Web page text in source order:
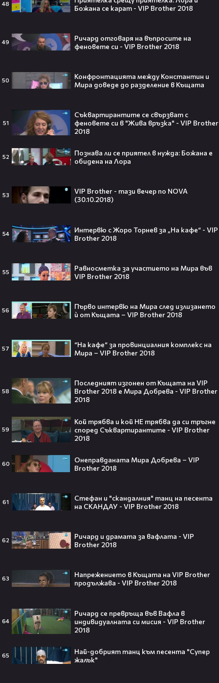
48
Божана се карат - VIP Brother 2018
49
Ричард отговаря на въпросите на
феновете си - VIP Brother 2018
50
Конфронтацията между Константин и
Мира доведе до разделение в Къщата
51
Съквартирантите се свързват с
феновете си в "Жива връзка" - VIP Brother
2018
52
Познава ли се приятел в нужда: Божана е
обидена на Лора
53
VIP Brother - тази вечер по NOVA
(30.10.2018)
54
Интервю с Жоро Торнев за „На кафе“ - VIP
Brother 2018
55
Равносметка за участието на Мира във
VIP Brother 2018
56
Първо интервю на Мира след излизането
ѝ от Къщата – VIP Brother 2018
57
“На кафе“ за провинциалния комплекс на
Мира – VIP Brother 2018
58
Последният изгонен от Къщата на VIP
Brother 2018 e Мира Добрева - VIP Brother
2018
59
Кой трябва и кой НЕ трябва да си тръгне
според Съквартирантите - VIP Brother
2018
60
Онеправданата Мира Добрева – VIP
Brother 2018
61
Стефан и "скандалния" танц на песента
на СКАНДАУ - VIP Brother 2018
62
Ричард и драмата за вафлата - VIP
Brother 2018
63
Напрежението в Къщата на VIP Brother
продължава - VIP Brother 2018
64
Ричард се превръща във Вафла в
индивидуалната си мисия - VIP Brother
2018
65
Най-добрият танц към песента "Супер
жалък"
diemafamily
00:21
diemafamily
Тийнейджър почти спечели над
55 милиарда по-късно: EA вече
Barbie 2 има краен срок до 2026,
който трябва да спази, иначе
След тежка контузия: Дейв
Батиста е новият Кратос!😯💥
взриви кината у нас – ето защо
всички говорят за него👀🎬
отново е влюбена? Новият мъж
до супермодела разпали лавина от
факт!💥
💍🍾
Ариана Гранде изчезва?!